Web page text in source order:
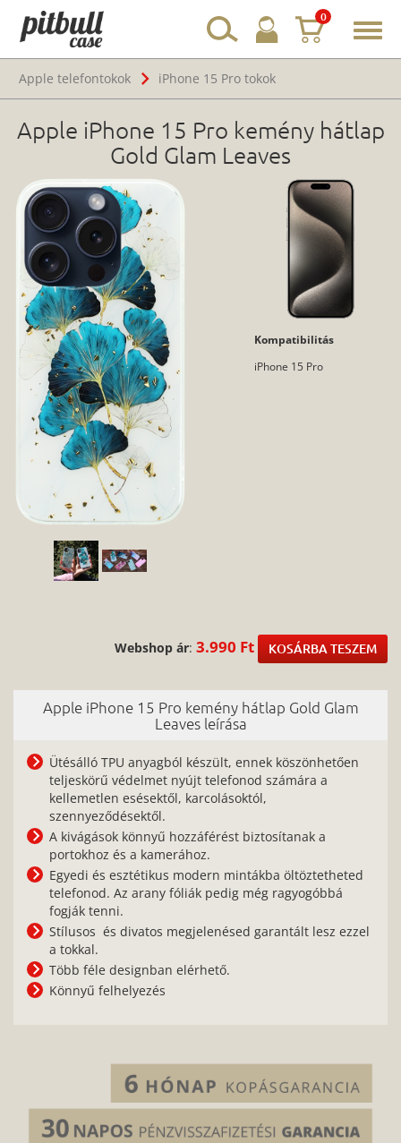
0
Apple telefontokok
iPhone 15 Pro tokok
Apple iPhone 15 Pro kemény hátlap
Gold Glam Leaves
Kompatibilitás
iPhone 15 Pro
Webshop ár: 3.990 Ft KOSÁRBA TESZEM
Apple iPhone 15 Pro kemény hátlap Gold Glam
Leaves leírása
Ütésálló TPU anyagból készült, ennek köszönhetően
teljeskörű védelmet nyújt telefonod számára a
kellemetlen esésektől, karcolásoktól,
szennyeződésektől.
A kivágások könnyű hozzáférést biztosítanak a
portokhoz és a kamerához.
Egyedi és esztétikus modern mintákba öltöztetheted
telefonod. Az arany fóliák pedig még ragyogóbbá
fogják tenni.
Stílusos és divatos megjelenésed garantált lesz ezzel
a tokkal.
Több féle designban elérhető.
Könnyű felhelyezés